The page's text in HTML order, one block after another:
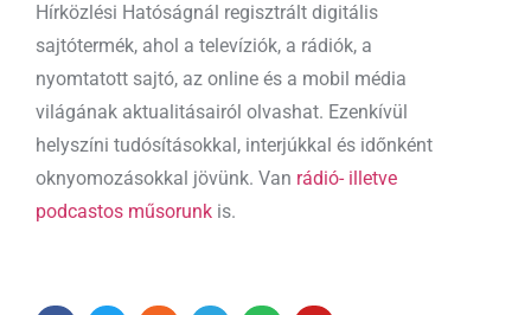
Hírközlési Hatóságnál regisztrált digitális
sajtótermék, ahol a televíziók, a rádiók, a
nyomtatott sajtó, az online és a mobil média
világának aktualitásairól olvashat. Ezenkívül
helyszíni tudósításokkal, interjúkkal és időnként
oknyomozásokkal jövünk. Van rádió- illetve
podcastos műsorunk is.